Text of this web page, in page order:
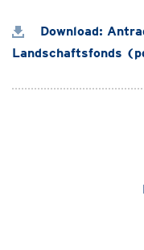
Download:
Landschaftsfonds